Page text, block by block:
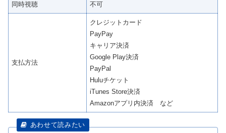
同時視聴 不可
支払方法
クレジットカード
PayPay
キャリア決済
Google Play決済
PayPal
Huluチケット
iTunes Store決済
Amazonアプリ内決済 など